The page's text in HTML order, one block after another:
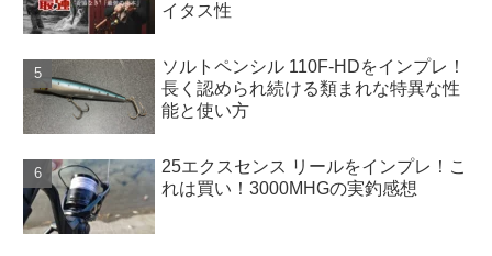
イタス性
ソルトペンシル 110F-HDをインプレ！
長く認められ続ける類まれな特異な性
能と使い方
25エクスセンス リールをインプレ！こ
れは買い！3000MHGの実釣感想